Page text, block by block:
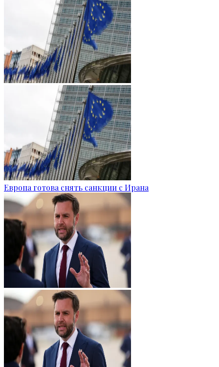
Европа готова снять санкции с Ирана